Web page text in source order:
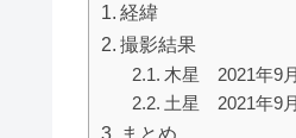
経緯
撮影結果
木星 2021年9
土星 2021年9
まとめ